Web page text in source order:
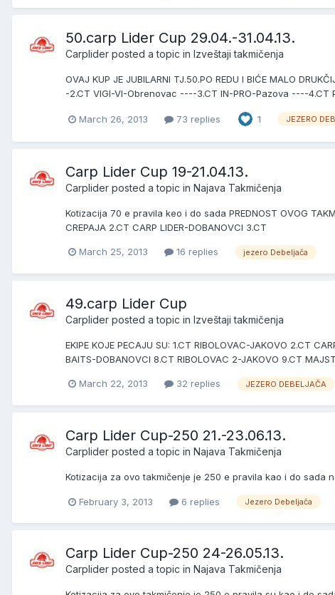
50.carp Lider Cup 29.04.-31.04.13.
Carplider posted a topic in Izveštaji takmičenja
OVAJ KUP JE JUBILARNI TJ.50.PO REDU I BIĆE MALO
-2.CT VIGI-VI-Obrenovac ----3.CT IN-PRO-Pazova ----4.CT
March 26, 2013 73 replies 1 JEZERO
Carp Lider Cup 19-21.04.13.
Carplider posted a topic in Najava Takmičenja
Kotizacija 70 e pravila keo i do sada PREDNOST OVOG
CREPAJA 2.CT CARP LIDER-DOBANOVCI 3.CT
March 25, 2013 16 replies jezero Debeljača
49.carp Lider Cup
Carplider posted a topic in Izveštaji takmičenja
EKIPE KOJE PECAJU SU: 1.CT RIBOLOVAC-JAKOVO 2.CT
BAITS-DOBANOVCI 8.CT RIBOLOVAC 2-JAKOVO 9.CT
March 22, 2013 32 replies JEZERO DEBELJAČA
Carp Lider Cup-250 21.-23.06.13.
Carplider posted a topic in Najava Takmičenja
Kotizacija za ovo takmičenje je 250 e pravila kao i do sada
February 3, 2013 6 replies Jezero Debeljača
Carp Lider Cup-250 24-26.05.13.
Carplider posted a topic in Najava Takmičenja